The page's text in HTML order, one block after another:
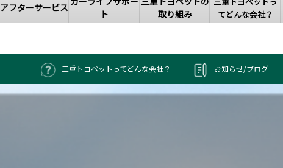
アフターサービス
ト
取り組み
てどんな会社？
三重トヨペットってどんな会社？ お知らせ/ブログ